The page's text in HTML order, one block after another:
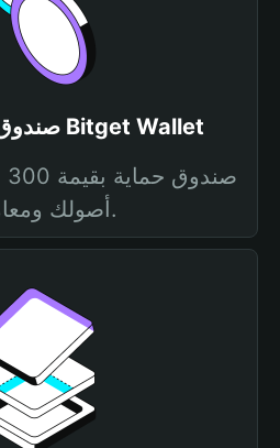
صندوق حماية محفظة Bitget Wallet
أصولك ومعاملاتك.